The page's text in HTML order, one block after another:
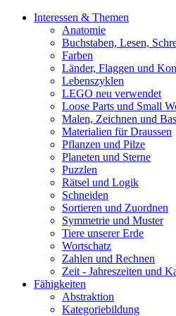
Interessen & Themen
Anatomie
Buchstaben, Lesen,
Farben
Länder, Flaggen und
Lebenszyklen
LEGO neu verwendet
Loose Parts und Small
Malen, Zeichnen und
Materialien für Draussen
Pflanzen und Pilze
Planeten und Sterne
Puzzlen
Rätsel und Logik
Schneiden
Sortieren und Zuordnen
Symmetrie und Muster
Tiere unserer Erde
Wortschatz
Zahlen und Rechnen
Zeit - Jahreszeiten und
Fähigkeiten
Abstraktion
Kategoriebildung